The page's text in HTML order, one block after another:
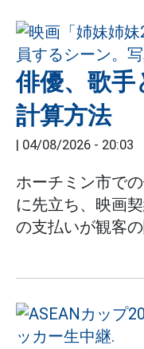
俳優、歌手
計算方法
| 04/08/2026 - 20:03
ホーチミン市で
に先立ち、映画
の支払いが観客